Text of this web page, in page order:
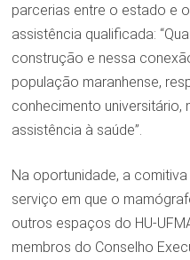
parcerias entre o estado e
assistência qualificada:
construção e nessa
população maranhense,
conhecimento universitário,
assistência à saúde”.
Na oportunidade, a
serviço em que o
outros espaços do HU-
membros do Conselho